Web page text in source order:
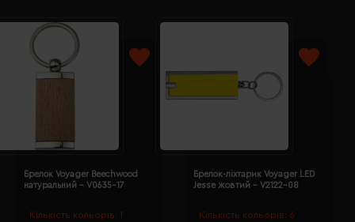
Кількість кольорів: 1
Брелок Voyager Beechwood
натуральний - V0635-17
Кількість кольорів: 6
Брелок-ліхтарик Voyager LED
Jesse жовтий - V2122-08